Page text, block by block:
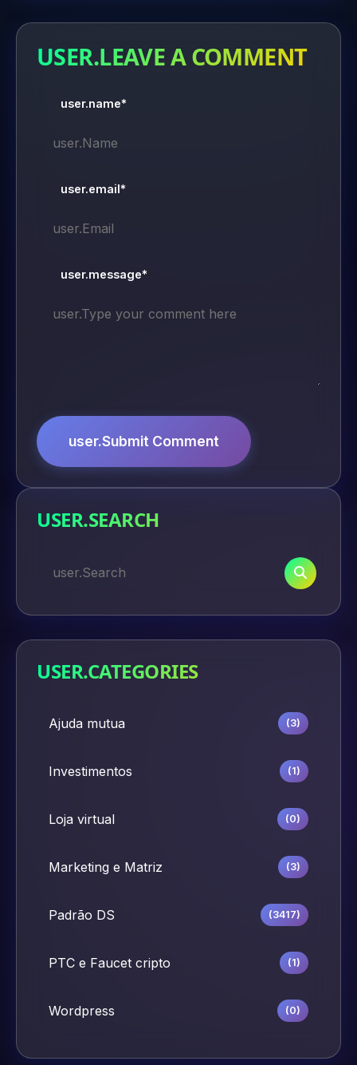
USER.LEAVE A COMMENT
user.name*
user.email*
user.message*
user.Submit Comment
USER.SEARCH
USER.CATEGORIES
Ajuda mutua (3)
Investimentos (1)
Loja virtual (0)
Marketing e Matriz (3)
Padrão DS (3417)
PTC e Faucet cripto (1)
Wordpress (0)